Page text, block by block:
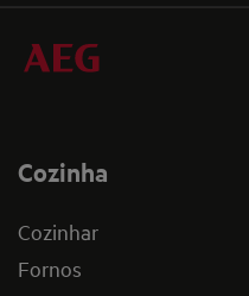
Cozinha
Cozinhar
Fornos